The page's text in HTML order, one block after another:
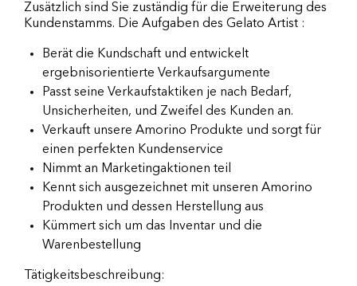
Zusätzlich sind Sie zuständig für die Erweiterung des
Kundenstamms. Die Aufgaben des Gelato Artist :
Berät die Kundschaft und entwickelt
ergebnisorientierte Verkaufsargumente
Passt seine Verkaufstaktiken je nach Bedarf,
Unsicherheiten, und Zweifel des Kunden an.
Verkauft unsere Amorino Produkte und sorgt für
einen perfekten Kundenservice
Nimmt an Marketingaktionen teil
Kennt sich ausgezeichnet mit unseren Amorino
Produkten und dessen Herstellung aus
Kümmert sich um das Inventar und die
Warenbestellung
Tätigkeitsbeschreibung: